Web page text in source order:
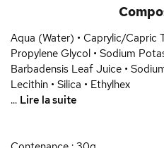
Aqua (Water) • Caprylic/Capric
Propylene Glycol • Sodium
Barbadensis Leaf Juice •
Lecithin • Silica • Ethylhex
... Lire la suite